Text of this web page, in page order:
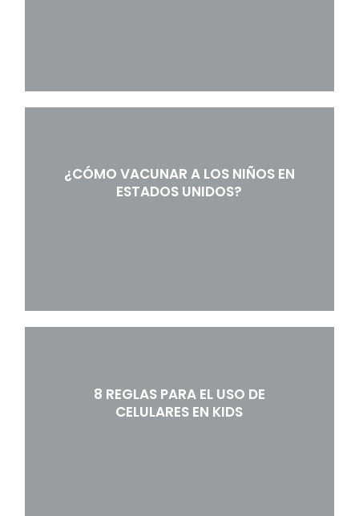
¿CÓMO VACUNAR A LOS NIÑOS EN
ESTADOS UNIDOS?
8 REGLAS PARA EL USO DE
CELULARES EN KIDS